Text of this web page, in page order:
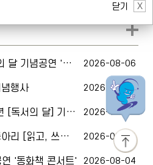
[상록어린이도서관] 독서의 달 기념공연 '춤추는 쿠킹쇼' 2026-08-06
행사 2026-08-06
안산미디어도서관 2026년 [독서의 달] 기념행사 운영안내 2026-08-05
상록수도서관 필사 독서동아리 [읽고, 쓰고, 나누다] 2026-08-04
'동화책 콘서트' 2026-08-04
닫기